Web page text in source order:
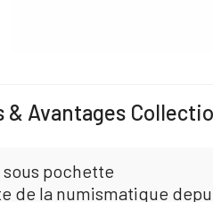
& Avantages
pochette
de la numismatique